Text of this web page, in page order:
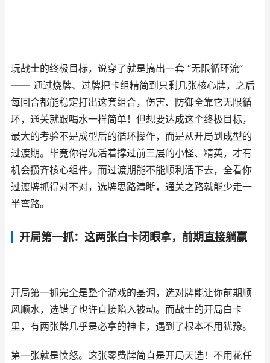
玩战士的终极目标，说穿了就是搞出一套 “无限循环流”
—— 通过烧牌、过牌把卡组精简到只剩几张核心牌，之后
每回合都能稳定打出这套组合，伤害、防御全靠它无限循
环，通关就跟喝水一样简单！但想要达成这个终极目标，
最大的考验不是成型后的循环操作，而是从开局到成型的
过渡期。毕竟你得先活着撑过前三层的小怪、精英，才有
机会攒齐核心组件。而过渡期能不能顺利活下去，全看你
过渡牌抓得对不对，选牌思路清晰，通关之路就能少走一
半弯路。
开局第一抓：这两张白卡闭眼拿，前期直接躺赢
开局第一抓完全是整个游戏的基调，选对牌能让你前期顺
风顺水，选错了也许直接陷入被动。而战士的开局白卡
里，有两张牌几乎是必拿的神卡，遇到了根本不用犹豫。
第一张就是愤怒。这张零费牌简直是开局天选！不用花任